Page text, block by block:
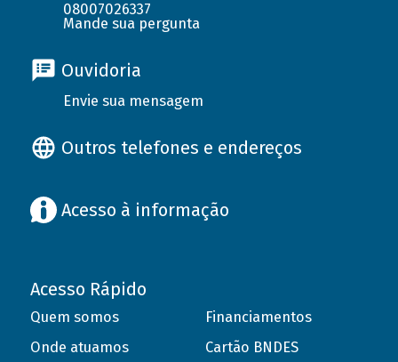
08007026337
Mande sua pergunta
Ouvidoria
Envie sua mensagem
Outros telefones e endereços
Acesso à informação
Acesso Rápido
Quem somos
Onde atuamos
Financiamentos
Cartão BNDES